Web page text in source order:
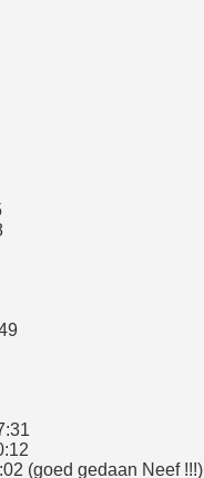
(goed gedaan Neef !!!)